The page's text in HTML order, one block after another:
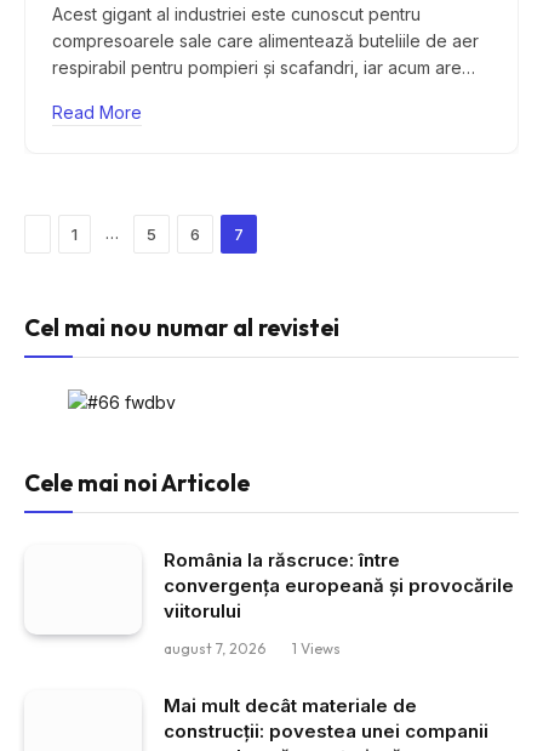
Acest gigant al industriei este cunoscut pentru
compresoarele sale care alimentează buteliile de aer
respirabil pentru pompieri și scafandri, iar acum are…
Read More
Previous
1 … 5 6 7
Cel mai nou numar al revistei
Cele mai noi Articole
România la răscruce: între
convergența europeană și provocările
viitorului
august 7, 2026 1 Views
Mai mult decât materiale de
construcții: povestea unei companii